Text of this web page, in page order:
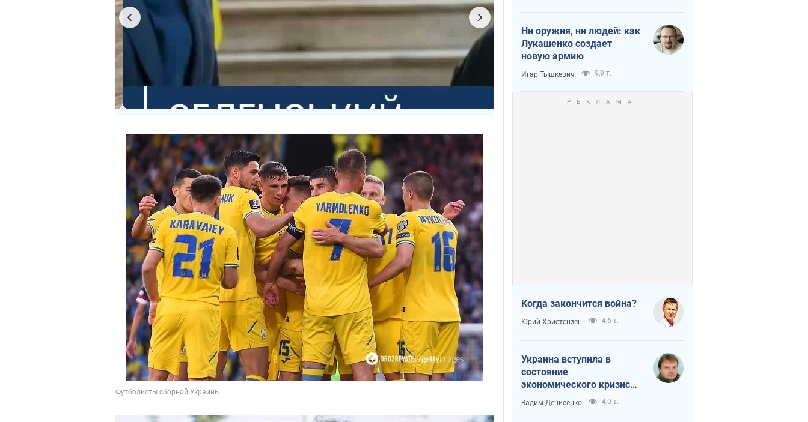
Ни оружия, ни людей: как
Лукашенко создает
новую армию
Игар Тышкевич 9,9 т.
Когда закончится война?
Юрий Христензен 4,6 т.
Украина вступила в
состояние
экономического кризиса.
Есть ли свет в конце
туннеля?
Вадим Денисенко 4,0 т.